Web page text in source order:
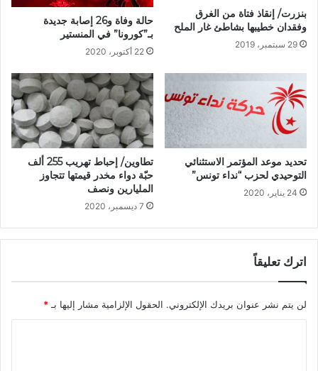
بنزرت/ إنقاذ فتاة من الغرق
وفقدان خطيبها بشاطئ غار الملح
29 سبتمبر، 2019
حالة وفاة و26 إصابة جديدة
بـ”كورونا” في المنستير
22 أكتوبر، 2020
تحديد موعد المؤتمر الاستثنائي
التوحيدي لحزب “نداء تونس”
24 يناير، 2020
تطاوين/ إحباط تهريب 255 ألف
حبّة دواء مخدر قيمتها تتجاوز
المليارين ونصف
7 ديسمبر، 2020
اترك تعليقاً
لن يتم نشر عنوان بريدك الإلكتروني. الحقول الإلزامية مشار إليها بـ *